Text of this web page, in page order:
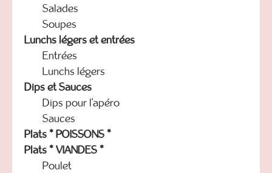
Salades
Soupes
Lunchs légers et entrées
Entrées
Lunchs légers
Dips et Sauces
Dips pour l'apéro
Sauces
Plats * POISSONS *
Plats * VIANDES *
Poulet